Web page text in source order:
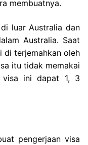
membuatnya.
luar Australia dan
Australia. Saat
di terjemahkan oleh
itu tidak memakai
visa ini dapat 1, 3
pengerjaan visa